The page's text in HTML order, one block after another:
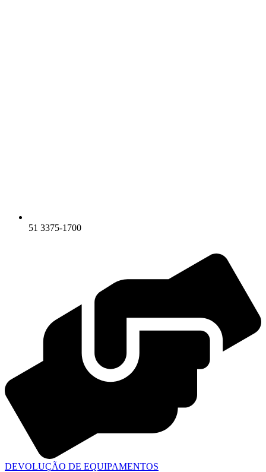
51 3375-1700
DEVOLUÇÃO DE EQUIPAMENTOS